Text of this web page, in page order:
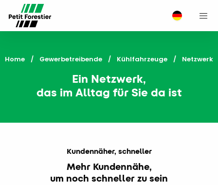
Home Gewerbetreibende Kühlfahrzeuge Current:
Netzwerk
Ein Netzwerk,
das im Alltag für Sie da ist
Kundennäher, schneller
Mehr Kundennähe,
um noch schneller zu sein